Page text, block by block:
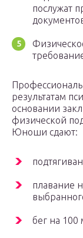
послужат
результатам
основании
физической
Юноши сдают:
плавание
бег на 100